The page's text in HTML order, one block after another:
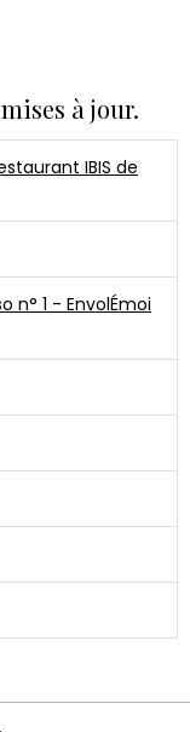
à jour.
IBIS de
n° 1 - EnvolÉmoi